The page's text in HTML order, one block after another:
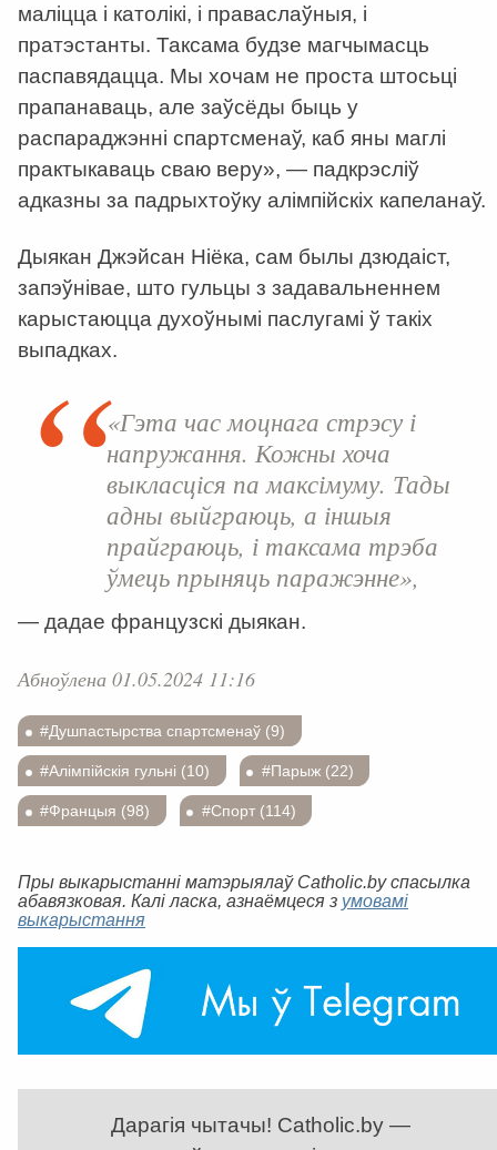
маліцца і католікі, і праваслаўныя, і
пратэстанты. Таксама будзе магчымасць
паспавядацца. Мы хочам не проста штосьці
прапанаваць, але заўсёды быць у
распараджэнні спартсменаў, каб яны маглі
практыкаваць сваю веру», — падкрэсліў
адказны за падрыхтоўку алімпійскіх капеланаў.
Дыякан Джэйсан Ніёка, сам былы дзюдаіст,
запэўнівае, што гульцы з задавальненнем
карыстаюцца духоўнымі паслугамі ў такіх
выпадках.
«Гэта час моцнага стрэсу і
напружання. Кожны хоча
выкласціся па максімуму. Тады
адны выйграюць, а іншыя
прайграюць, і таксама трэба
ўмець прыняць паражэнне»,
— дадае французскі дыякан.
Абноўлена 01.05.2024 11:16
#Душпастырства спартсменаў (9)
#Алімпійскія гульні (10) #Парыж (22)
#Францыя (98) #Спорт (114)
Пры выкарыстанні матэрыялаў Catholic.by спасылка
абавязковая. Калі ласка, азнаёмцеся з умовамі
выкарыстання
Дарагія чытачы! Catholic.by —